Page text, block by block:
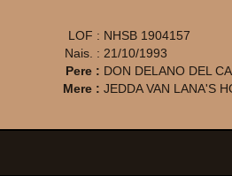
LOF : NHSB 1904157
Nais. : 21/10/1993
Pere : DON DELANO DEL
Mere : JEDDA VAN LANA'S